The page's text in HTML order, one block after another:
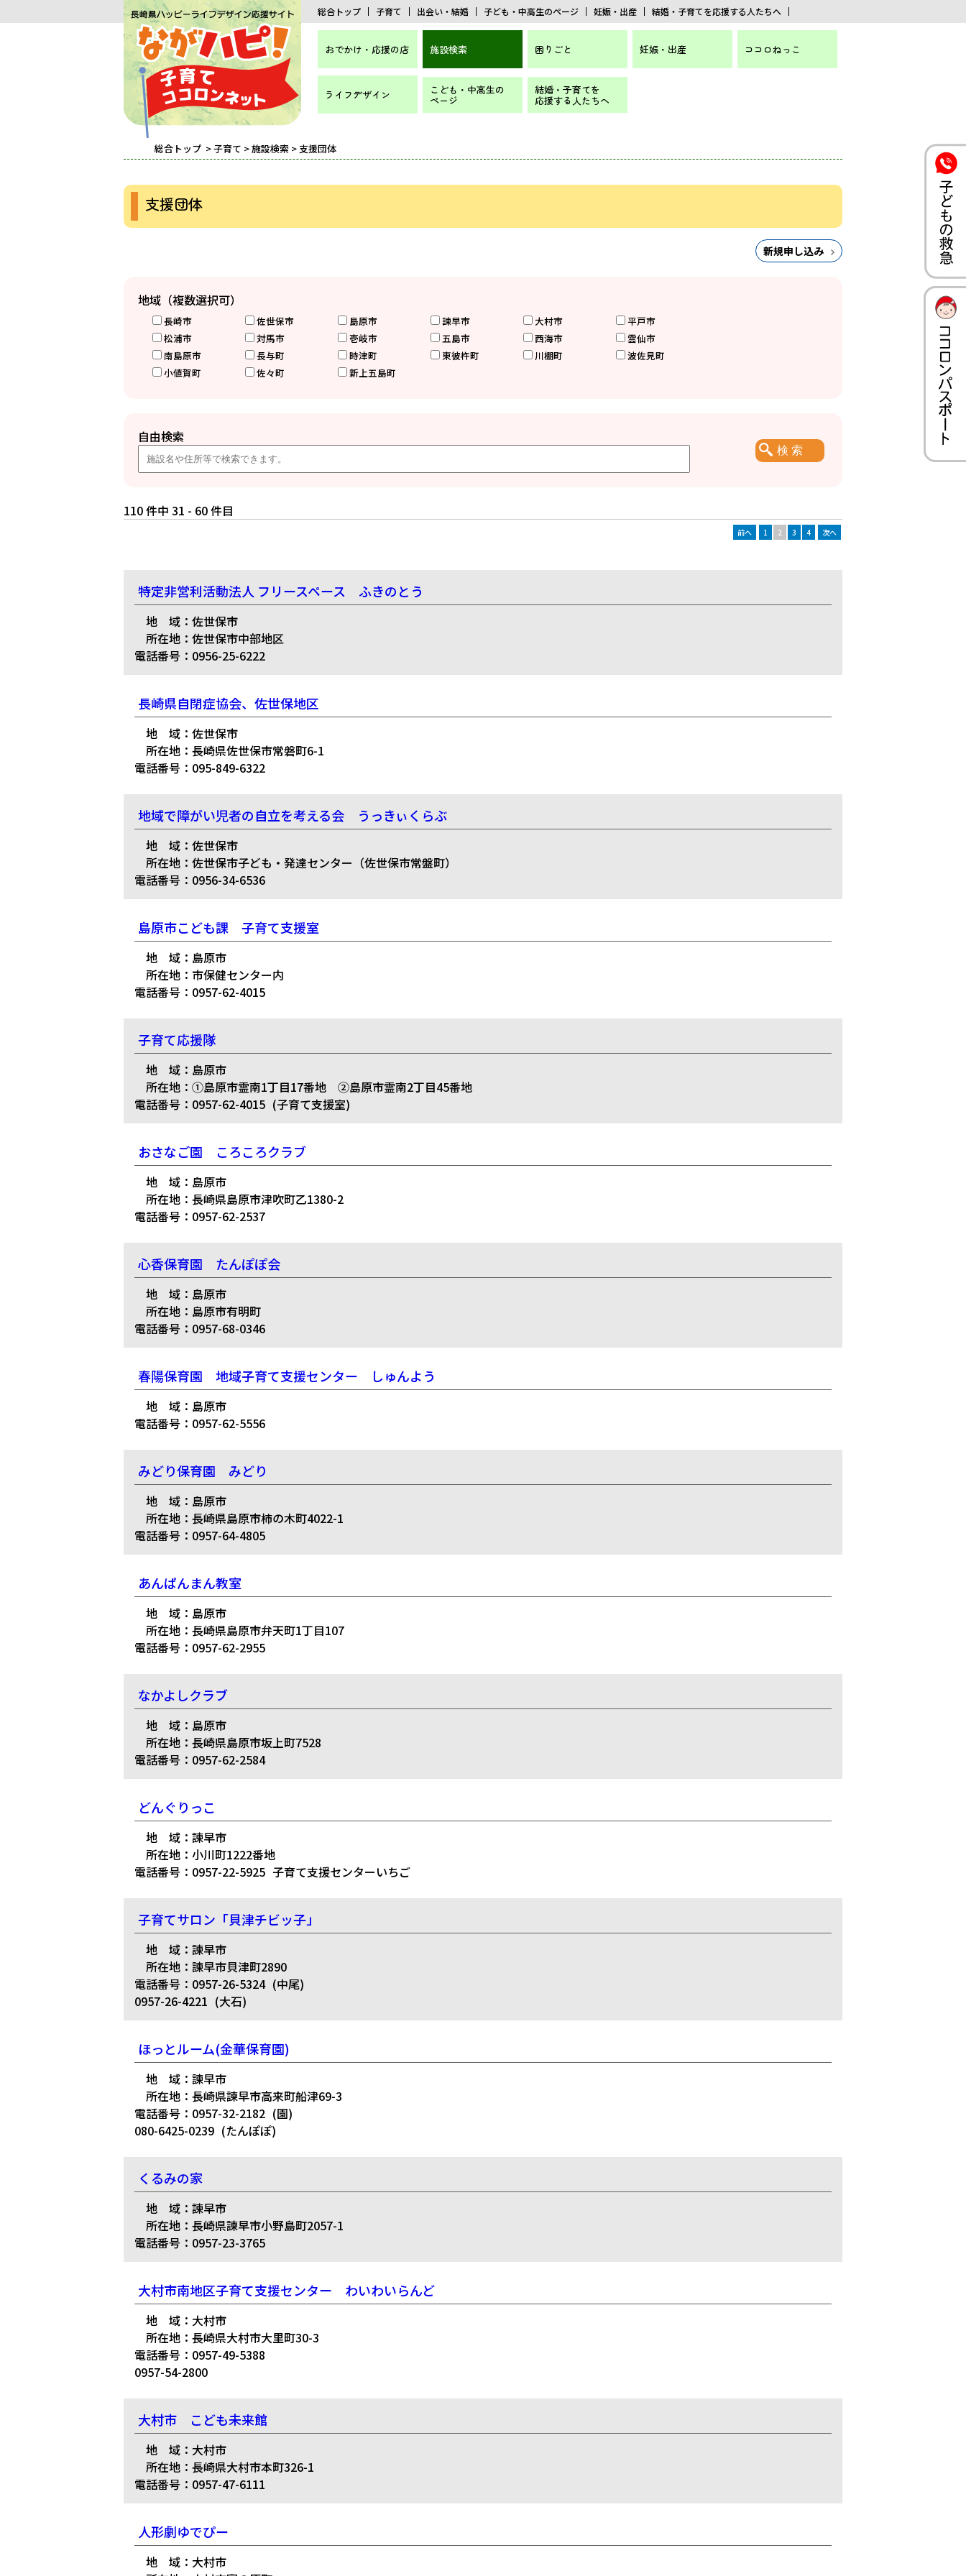
総合トップ 子育て 出会い・結婚 子ども・中高生のページ 妊娠・出産 結婚・子育てを応援する人たちへ
おでかけ・応援の店 施設検索 困りごと 妊娠・出産 ココロねっこ
ライフデザイン こども・中高生の
ページ
結婚・子育てを
応援する人たちへ
総合トップ >子育て >施設検索 > 支援団体
支援団体
新規申し込み
地域（複数選択可）
長崎市 佐世保市 島原市 諫早市 大村市
平戸市
松浦市
対馬市 壱岐市 五島市 西海市
雲仙市
南島原市
長与町 時津町 東彼杵町 川棚町
波佐見町
小値賀町
佐々町 新上五島町
自由検索
110 件中 31 - 60 件目
前へ 1 2 3 4 次へ
特定非営利活動法人 フリースペース ふきのとう
地 域：佐世保市
所在地：佐世保市中部地区
電話番号：0956-25-6222
長崎県自閉症協会、佐世保地区
地 域：佐世保市
所在地：長崎県佐世保市常磐町6-1
電話番号：095-849-6322
地域で障がい児者の自立を考える会 うっきぃくらぶ
地 域：佐世保市
所在地：佐世保市子ども・発達センター（佐世保市常盤町）
電話番号：0956-34-6536
島原市こども課 子育て支援室
地 域：島原市
所在地：市保健センター内
電話番号：0957-62-4015
子育て応援隊
地 域：島原市
所在地：①島原市霊南1丁目17番地 ②島原市霊南2丁目45番地
電話番号：0957-62-4015 (子育て支援室)
おさなご園 ころころクラブ
地 域：島原市
所在地：長崎県島原市津吹町乙1380-2
電話番号：0957-62-2537
心香保育園 たんぽぽ会
地 域：島原市
所在地：島原市有明町
電話番号：0957-68-0346
春陽保育園 地域子育て支援センター しゅんよう
地 域：島原市
電話番号：0957-62-5556
みどり保育園 みどり
地 域：島原市
所在地：長崎県島原市柿の木町4022-1
電話番号：0957-64-4805
あんぱんまん教室
地 域：島原市
所在地：長崎県島原市弁天町1丁目107
電話番号：0957-62-2955
なかよしクラブ
地 域：島原市
所在地：長崎県島原市坂上町7528
電話番号：0957-62-2584
どんぐりっこ
地 域：諫早市
所在地：小川町1222番地
電話番号：0957-22-5925 子育て支援センターいちご
子育てサロン「貝津チビッ子」
地 域：諫早市
所在地：諫早市貝津町2890
電話番号：0957-26-5324 (中尾)
0957-26-4221 (大石)
ほっとルーム(金華保育園)
地 域：諫早市
所在地：長崎県諫早市高来町船津69-3
電話番号：0957-32-2182 (園)
080-6425-0239 (たんぽぽ)
くるみの家
地 域：諫早市
所在地：長崎県諫早市小野島町2057-1
電話番号：0957-23-3765
大村市南地区子育て支援センター わいわいらんど
地 域：大村市
所在地：長崎県大村市大里町30-3
電話番号：0957-49-5388
0957-54-2800
大村市 こども未来館
地 域：大村市
所在地：長崎県大村市本町326-1
電話番号：0957-47-6111
人形劇ゆでぴー
地 域：大村市